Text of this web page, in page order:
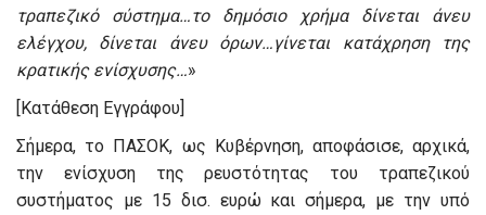
τραπεζικό σύστημα…το δημόσιο χρήμα δίνεται άνευ
ελέγχου, δίνεται άνευ όρων…γίνεται κατάχρηση της
κρατικής ενίσχυσης…»
[Κατάθεση Εγγράφου]
Σήμερα, το ΠΑΣΟΚ, ως Κυβέρνηση, αποφάσισε, αρχικά,
την ενίσχυση της ρευστότητας του τραπεζικού
συστήματος με 15 δισ. ευρώ και σήμερα, με την υπό